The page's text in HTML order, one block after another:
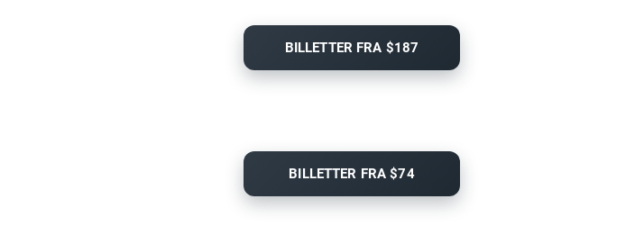
BILLETTER FRA $187
BILLETTER FRA $74